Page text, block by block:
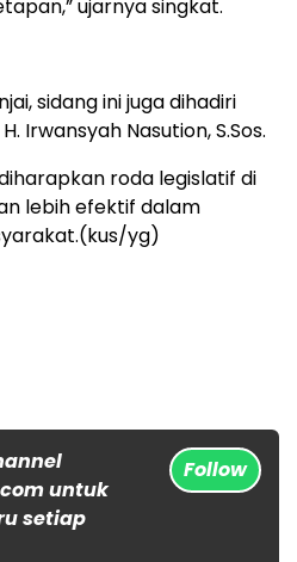
ujarnya singkat.
sidang ini juga dihadiri
Irwansyah Nasution, S.Sos.
roda legislatif di
lebih efektif dalam
yg)
untuk
setiap
Follow